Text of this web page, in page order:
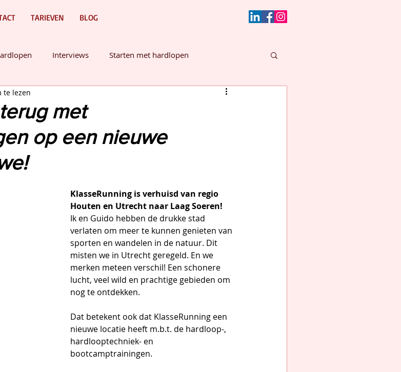
TARIEVEN BLOG
Interviews Starten met hardlopen
met
op een nieuwe
te lezen
KlasseRunning is verhuisd van regio
Houten en Utrecht naar Laag Soeren!
Ik en Guido hebben de drukke stad
verlaten om meer te kunnen genieten van
sporten en wandelen in de natuur. Dit
misten we in Utrecht geregeld. En we
merken meteen verschil! Een schonere
lucht, veel wild en prachtige gebieden om
nog te ontdekken.
Dat betekent ook dat KlasseRunning een
nieuwe locatie heeft m.b.t. de hardloop-,
hardlooptechniek- en
bootcamptrainingen.